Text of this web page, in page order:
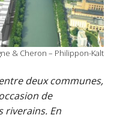
& Cheron – Philippon-Kalt
deux communes,
de
riverains. En